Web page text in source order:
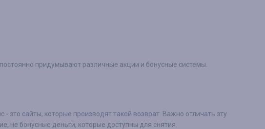
придумывают различные акции и бонусные системы.
это сайты, которые производят такой возврат. Важно отличать эту
не бонусные деньги, которые доступны для снятия.